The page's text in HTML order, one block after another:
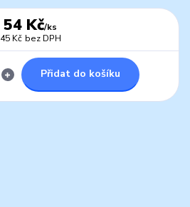
54 Kč/ks
45 Kč bez DPH
Přidat do košíku